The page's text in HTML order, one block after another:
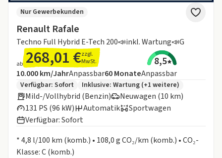
Renault Rafale
Techno Full Hybrid E-Tech 200📣inkl. Wartung📣G
Nur Gewerbekunden
ab 268,01 €zzgl.
MwSt.
8,5
Angebotsdetails:
Inklusive Laufleistung
10.000 km/JahrAnpassbarLaufzeit
60MonateAnpassbar
Zusätzliche Fahrzeuginformationen:
Verfügbar: Sofort Inklusive: Wartung (+1 weitere)
Mild-/Vollhybrid (Benzin)
Neuwagen (10 km)
131 PS (96 kW)
Automatik
Sportwagen
Verfügbar: Sofort
* 4,8 l/100 km (komb.) • 108,0 g CO₂/km (komb.) • CO₂-
Klasse: C (komb.)